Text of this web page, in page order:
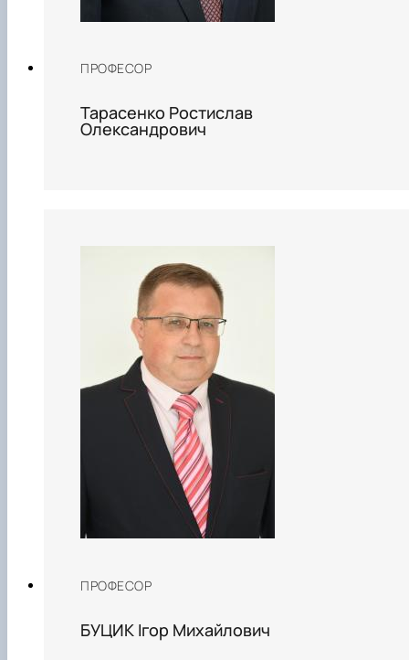
ПРОФЕСОР
Тарасенко Ростислав
Олександрович
ПРОФЕСОР
БУЦИК Ігор Михайлович